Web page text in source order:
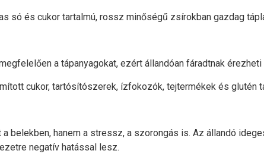
só és cukor tartalmú, rossz minőségű zsírokban gazdag
a tápanyagokat, ezért állandóan fáradtnak érezheti
cukor, tartósítószerek, ízfokozók, tejtermékek és glutén
belekben, hanem a stressz, a szorongás is. Az állandó
negatív hatással lesz.